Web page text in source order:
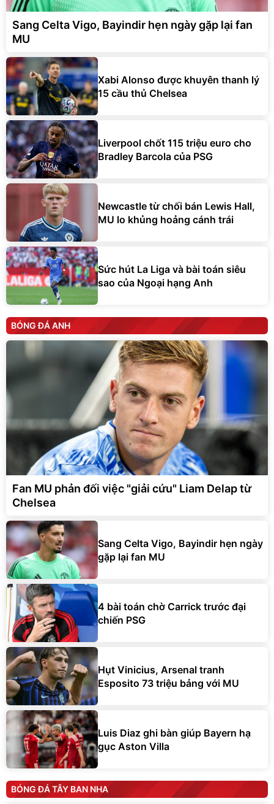
Sang Celta Vigo, Bayindir hẹn ngày gặp lại fan
MU
Xabi Alonso được khuyên thanh lý
15 cầu thủ Chelsea
Liverpool chốt 115 triệu euro cho
Bradley Barcola của PSG
Newcastle từ chối bán Lewis Hall,
MU lo khủng hoảng cánh trái
Sức hút La Liga và bài toán siêu
sao của Ngoại hạng Anh
BÓNG ĐÁ ANH
Fan MU phản đối việc "giải cứu" Liam Delap từ
Chelsea
Sang Celta Vigo, Bayindir hẹn ngày
gặp lại fan MU
4 bài toán chờ Carrick trước đại
chiến PSG
Hụt Vinicius, Arsenal tranh
Esposito 73 triệu bảng với MU
Luis Diaz ghi bàn giúp Bayern hạ
gục Aston Villa
BÓNG ĐÁ TÂY BAN NHA